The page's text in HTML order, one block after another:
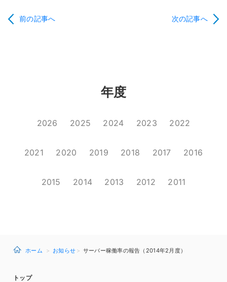
前の記事へ 次の記事へ
年度
2026 2025 2024 2023 2022
2021 2020 2019 2018 2017 2016
2015 2014 2013 2012 2011
ホーム お知らせ サーバー稼働率の報告（2014年2月度）
トップ